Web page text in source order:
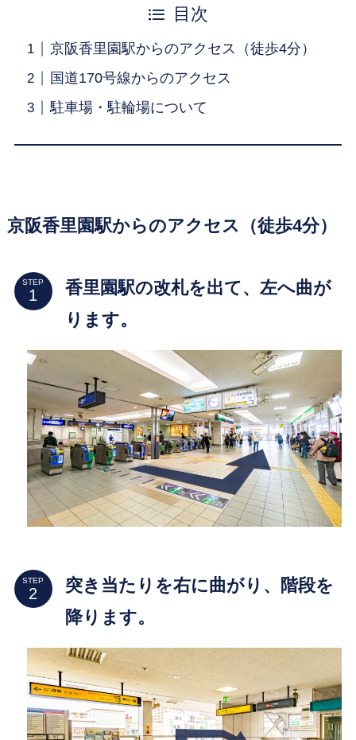
目次
京阪香里園駅からのアクセス（徒歩4分）
国道170号線からのアクセス
駐車場・駐輪場について
京阪香里園駅からのアクセス（徒歩4分）
STEP
香里園駅の改札を出て、左へ曲が
ります。
STEP
突き当たりを右に曲がり、階段を
降ります。